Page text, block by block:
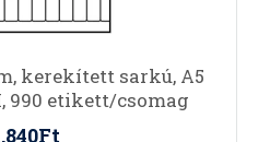
kerekített sarkú, A5
990 etikett/csomag